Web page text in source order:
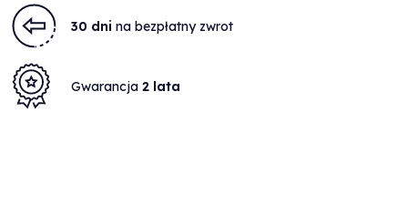
30 dni na bezpłatny zwrot
Gwarancja 2 lata